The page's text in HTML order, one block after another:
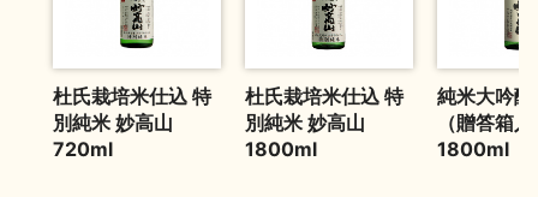
杜氏栽培米仕込 特
別純米 妙高山
720ml
杜氏栽培米仕込 特
別純米 妙高山
1800ml
純米大吟
（贈答箱
1800ml